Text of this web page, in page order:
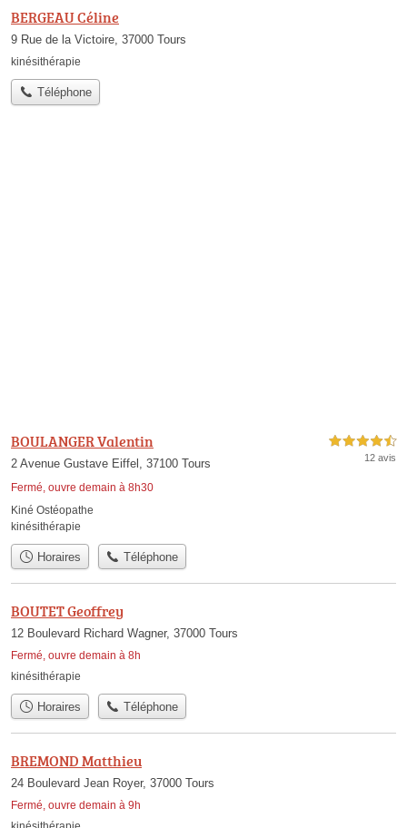
BERGEAU Céline
9 Rue de la Victoire, 37000 Tours
kinésithérapie
Téléphone
BOULANGER Valentin
2 Avenue Gustave Eiffel, 37100 Tours
Fermé, ouvre demain à 8h30
4,5 étoiles sur 5
12 avis
Kiné Ostéopathe
kinésithérapie
Horaires Téléphone
BOUTET Geoffrey
12 Boulevard Richard Wagner, 37000 Tours
Fermé, ouvre demain à 8h
kinésithérapie
Horaires Téléphone
BREMOND Matthieu
24 Boulevard Jean Royer, 37000 Tours
Fermé, ouvre demain à 9h